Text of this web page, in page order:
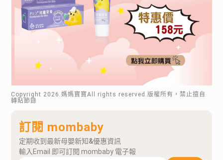
Copyright 2026 .媽媽寶寶All rights reserved.版權所有，禁止擅自
轉貼節錄
訂閱 mombaby
定期收到最新母嬰新知&優惠資訊
輸入Email 即可訂閱 mombaby 電子報